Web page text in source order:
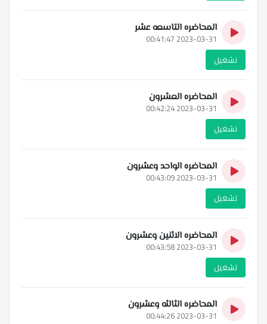
المحاضره التاسعه عشر
2023-03-31 00:41:47
تشغيل
المحاضره العشرون
2023-03-31 00:42:24
تشغيل
المحاضره الواحد وعشرون
2023-03-31 00:43:09
تشغيل
المحاضره الاثنين وعشرون
2023-03-31 00:43:58
تشغيل
المحاضره الثالثه وعشرون
2023-03-31 00:44:26